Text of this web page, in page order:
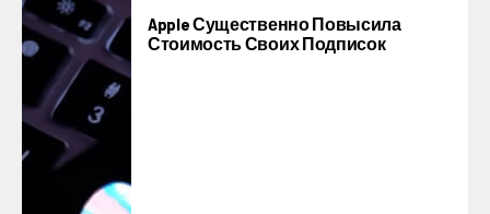
Apple Существенно Повысила
Стоимость Своих Подписок